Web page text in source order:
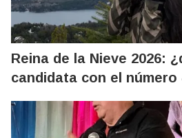
Reina de la Nieve 2026:
candidata con el número